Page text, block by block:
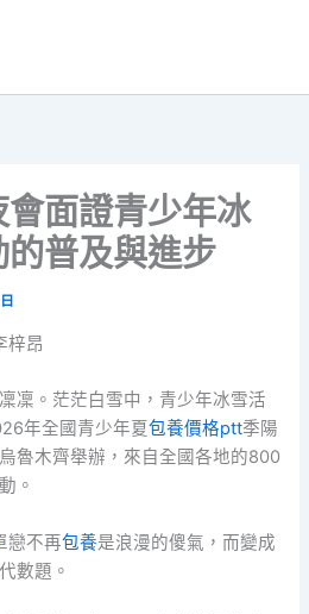
會面證青少年冰
普及與進步
梓昂
凜。茫茫白雪中，青少年冰雪活
年全國青少年夏包養價格ptt季陽
魯木齊舉辦，來自全國各地的800
。
戀不再包養是浪漫的傻氣，而變成
數題。